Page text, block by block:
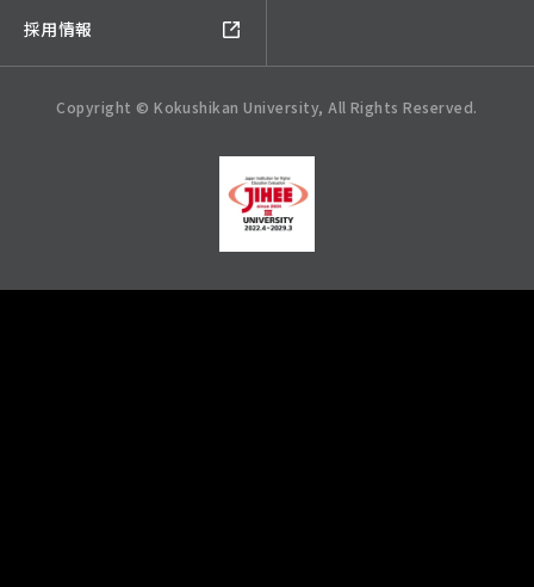
採用情報
Copyright © Kokushikan University, All Rights Reserved.